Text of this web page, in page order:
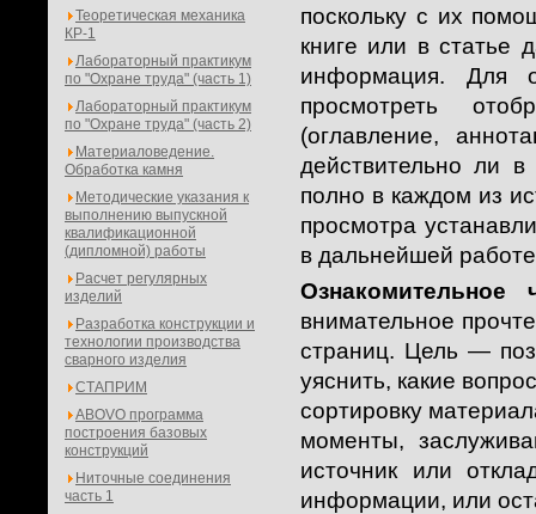
Теоретическая механика
КР-1
Лабораторный практикум
по "Охране труда" (часть 1)
Лабораторный практикум
по "Охране труда" (часть 2)
Материаловедение.
Обработка камня
Методические указания к
выполнению выпускной
квалификационной
(дипломной) работы
Расчет регулярных
изделий
Разработка конструкции и
технологии производства
сварного изделия
СТАПРИМ
ABOVO программа
построения базовых
конструкций
Ниточные соединения
часть 1
поскольку с их
книге или в статье
информация. Для
просмотреть
(оглавление,
действительно ли
полно в каждом из
просмотра
в дальнейшей
Ознакомительное
внимательное
страниц. Цель —
уяснить, какие
сортировку
моменты,
источник или
информации, или